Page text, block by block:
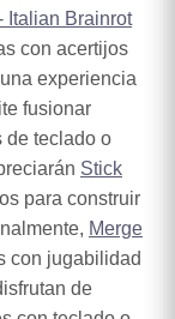
Italian Brainrot
con acertijos
experiencia
fusionar
de teclado o
Stick
para construir
Merge
con jugabilidad
de